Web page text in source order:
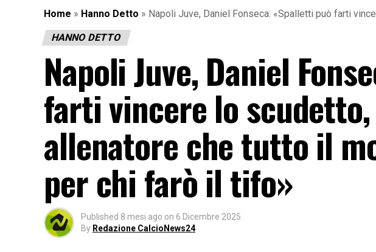
Home » Hanno Detto » Napoli Juve, Daniel Fonseca: «Spalletti può farti
HANNO DETTO
Napoli Juve, Daniel
farti vincere lo
allenatore che tutto il
per chi farò il tifo»
Published 8 mesi ago on 6 Dicembre 2025
By Redazione CalcioNews24